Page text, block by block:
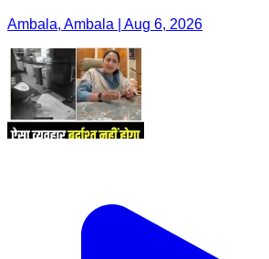
Ambala, Ambala | Aug 6, 2026